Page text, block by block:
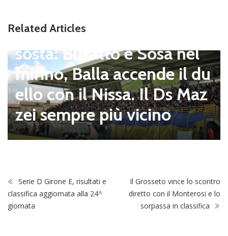
Related Articles
pagnano), mercato senza
sosta: Busatto e Sosa nel
mirino, Balla accende il du
ello con il Nissa. Il Ds Maz
zei sempre più vicino
Serie D Girone E, risultati e
classifica aggiornata alla 24^
giornata
Il Grosseto vince lo scontro
diretto con il Monterosi e lo
sorpassa in classifica